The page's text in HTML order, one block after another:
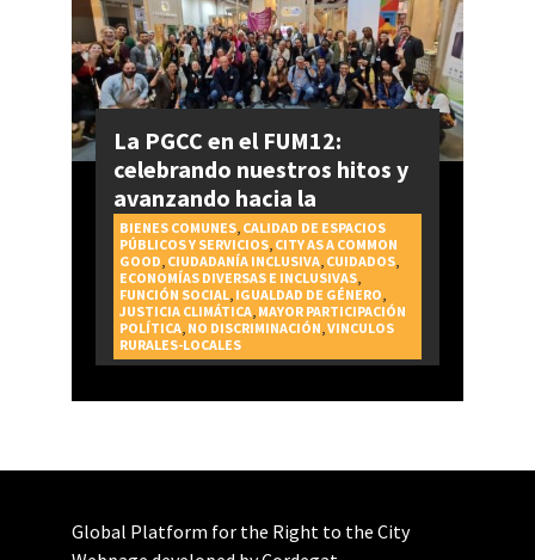
La PGCC en el FUM12:
celebrando nuestros hitos y
avanzando hacia la
realización del Derecho a la
Ciudad
BIENES COMUNES, CALIDAD DE ESPACIOS
PÚBLICOS Y SERVICIOS, CITY AS A COMMON
GOOD CIUDADANÍA INCLUSIVA, CUIDADOS,
ECONOMÍAS DIVERSAS E INCLUSIVAS,
FUNCIÓN SOCIAL, IGUALDAD DE GÉNERO
JUSTICIA CLIMÁTICA, MAYOR PARTICIPACIÓN
POLÍTICA, NO DISCRIMINACIÓN VINCULOS
RURALES-LOCALES
Global Platform for the Right to the City